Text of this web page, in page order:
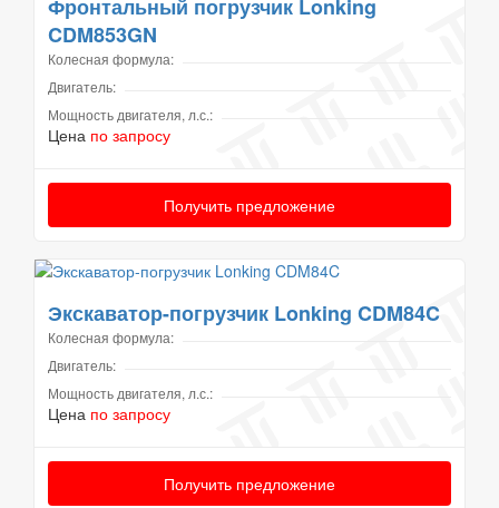
Фронтальный погрузчик Lonking
CDM853GN
Колесная формула:
Двигатель:
Мощность двигателя, л.с.:
Цена по запросу
Получить предложение
Экскаватор-погрузчик Lonking CDM84C
Колесная формула:
Двигатель:
Мощность двигателя, л.с.:
Цена по запросу
Получить предложение